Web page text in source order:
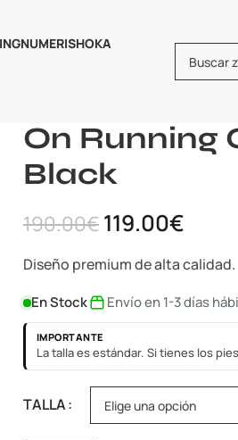
NUMERISHOKA
On Running
Black
190.00€119.00€
Diseño premium de alta calidad.
En Stock Envío en 1-3 días
IMPORTANTE
La talla es estándar. Si tienes los
TALLA